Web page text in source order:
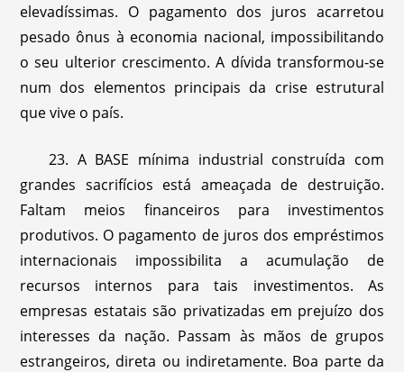
elevadíssimas. O pagamento dos juros acarretou
pesado ônus à economia nacional, impossibilitando
o seu ulterior crescimento. A dívida transformou-se
num dos elementos principais da crise estrutural
que vive o país.
23. A BASE mínima industrial construída com
grandes sacrifícios está ameaçada de destruição.
Faltam meios financeiros para investimentos
produtivos. O pagamento de juros dos empréstimos
internacionais impossibilita a acumulação de
recursos internos para tais investimentos. As
empresas estatais são privatizadas em prejuízo dos
interesses da nação. Passam às mãos de grupos
estrangeiros, direta ou indiretamente. Boa parte da